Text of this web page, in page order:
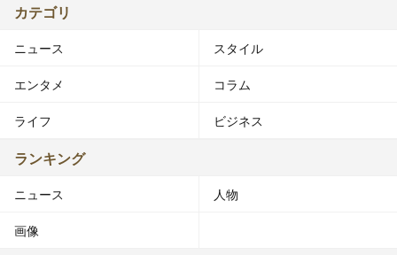
カテゴリ
ニュース スタイル
エンタメ コラム
ライフ ビジネス
ランキング
ニュース 人物
画像